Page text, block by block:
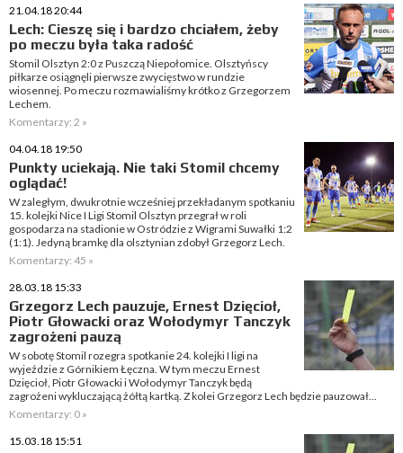
21.04.18 20:44
Lech: Cieszę się i bardzo chciałem, żeby
po meczu była taka radość
Stomil Olsztyn 2:0 z Puszczą Niepołomice. Olsztyńscy
piłkarze osiągnęli pierwsze zwycięstwo w rundzie
wiosennej. Po meczu rozmawialiśmy krótko z Grzegorzem
Lechem.
Komentarzy: 2 »
04.04.18 19:50
Punkty uciekają. Nie taki Stomil chcemy
oglądać!
W zaległym, dwukrotnie wcześniej przekładanym spotkaniu
15. kolejki Nice I Ligi Stomil Olsztyn przegrał w roli
gospodarza na stadionie w Ostródzie z Wigrami Suwałki 1:2
(1:1). Jedyną bramkę dla olsztynian zdobył Grzegorz Lech.
Komentarzy: 45 »
28.03.18 15:33
Grzegorz Lech pauzuje, Ernest Dzięcioł,
Piotr Głowacki oraz Wołodymyr Tanczyk
zagrożeni pauzą
W sobotę Stomil rozegra spotkanie 24. kolejki I ligi na
wyjeździe z Górnikiem Łęczna. W tym meczu Ernest
Dzięcioł, Piotr Głowacki i Wołodymyr Tanczyk będą
zagrożeni wykluczającą żółtą kartką. Z kolei Grzegorz Lech będzie pauzował...
Komentarzy: 0 »
15.03.18 15:51